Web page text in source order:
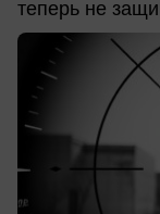
теперь не